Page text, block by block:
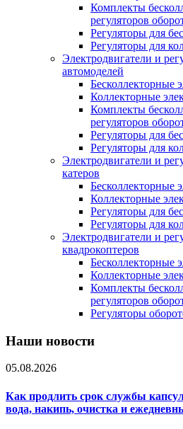
Комплекты
регуляторов
Регуляторы для
Регуляторы для
Электродвигатели и
автомоделей
Бесколлекторные
Коллекторные
Комплекты
регуляторов
Регуляторы для
Регуляторы для
Электродвигатели и
катеров
Бесколлекторные
Коллекторные
Регуляторы для
Регуляторы для
Электродвигатели и
квадрокоптеров
Бесколлекторные
Коллекторные
Комплекты
регуляторов
Регуляторы
Наши новости
05.08.2026
Как продлить срок службы
вода, накипь, очистка и